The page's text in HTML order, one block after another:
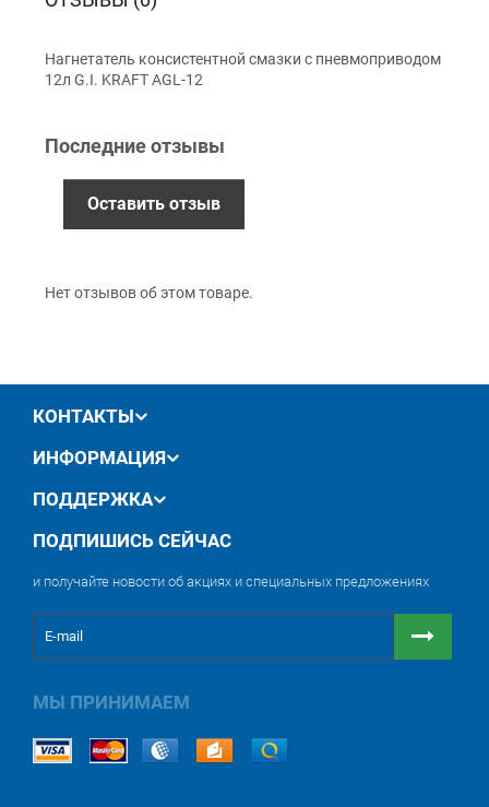
Наличными
Приватбанк
Безналичный расчет (с НДС)
12 месяцев официальной гарантии от
Нагнетатель консистентной смазки с пневмоприводом
12л G.I. KRAFT AGL-12
Последние отзывы
Оставить отзыв
Нет отзывов об этом товаре.
КОНТАКТЫ
ИНФОРМАЦИЯ
ПОДДЕРЖКА
ПОДПИШИСЬ СЕЙЧАС
и получайте новости об акциях и специальных предложениях
МЫ ПРИНИМАЕМ